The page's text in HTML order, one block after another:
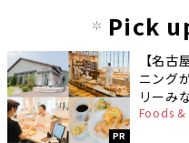
Pick
PR
【名
ニング
リーみ
Foods &